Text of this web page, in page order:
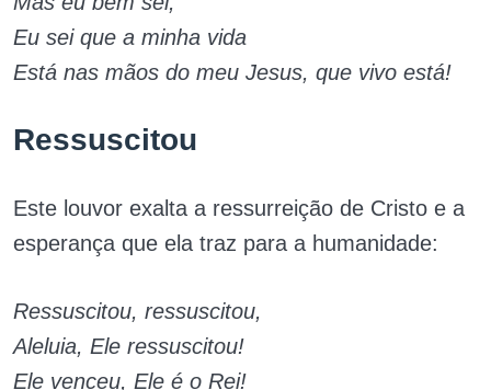
Eu sei que a minha vida
Está nas mãos do meu Jesus, que vivo está!
Ressuscitou
Este louvor exalta a ressurreição de Cristo e a
esperança que ela traz para a humanidade:
Ressuscitou, ressuscitou,
Aleluia, Ele ressuscitou!
Ele venceu, Ele é o Rei!